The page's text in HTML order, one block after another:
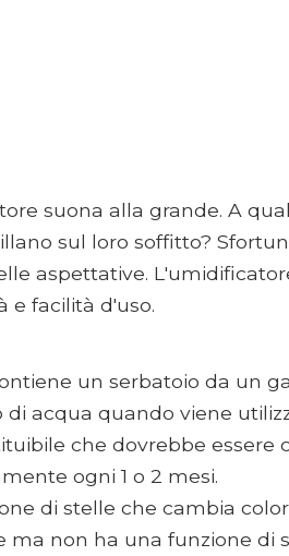
suona alla grande. A
sul loro soffitto?
aspettative.
e facilità d'uso.
un serbatoio da un
di acqua quando viene
che dovrebbe essere
ogni 1 o 2 mesi.
di stelle che cambia
ma non ha una funzione di